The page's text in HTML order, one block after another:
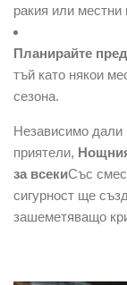
ракия или местни
Планирайте
тъй като някои
сезона.
Независимо дали
приятели,
за всекиСъс
сигурност ще
зашеметяващо